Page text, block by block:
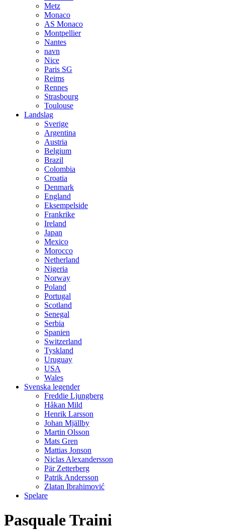
Metz
Monaco
AS Monaco
Montpellier
Nantes
navn
Nice
Paris SG
Reims
Rennes
Strasbourg
Toulouse
Landslag
Sverige
Argentina
Austria
Belgium
Brazil
Colombia
Croatia
Denmark
England
Eksempelside
Frankrike
Ireland
Japan
Mexico
Morocco
Netherland
Nigeria
Norway
Poland
Portugal
Scotland
Senegal
Serbia
Spanien
Switzerland
Tyskland
Uruguay
USA
Wales
Svenska legender
Freddie Ljungberg
Håkan Mild
Henrik Larsson
Johan Mjällby
Martin Olsson
Mats Gren
Mattias Jonson
Niclas Alexandersson
Pär Zetterberg
Patrik Andersson
Zlatan Ibrahimović
Spelare
Pasquale Traini